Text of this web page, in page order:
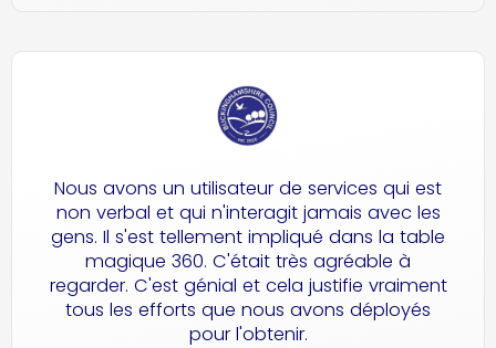
Nous avons un utilisateur de services qui est
non verbal et qui n'interagit jamais avec les
gens. Il s'est tellement impliqué dans la table
magique 360. C'était très agréable à
regarder. C'est génial et cela justifie vraiment
tous les efforts que nous avons déployés
pour l'obtenir.